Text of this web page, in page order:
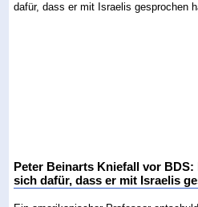
Peter Beinarts Kniefall vor
sich dafür, dass er mit Israelis